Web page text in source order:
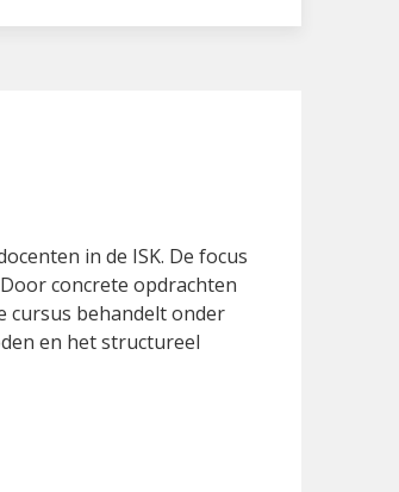
in de ISK. De focus
concrete opdrachten
cursus behandelt onder
en het structureel